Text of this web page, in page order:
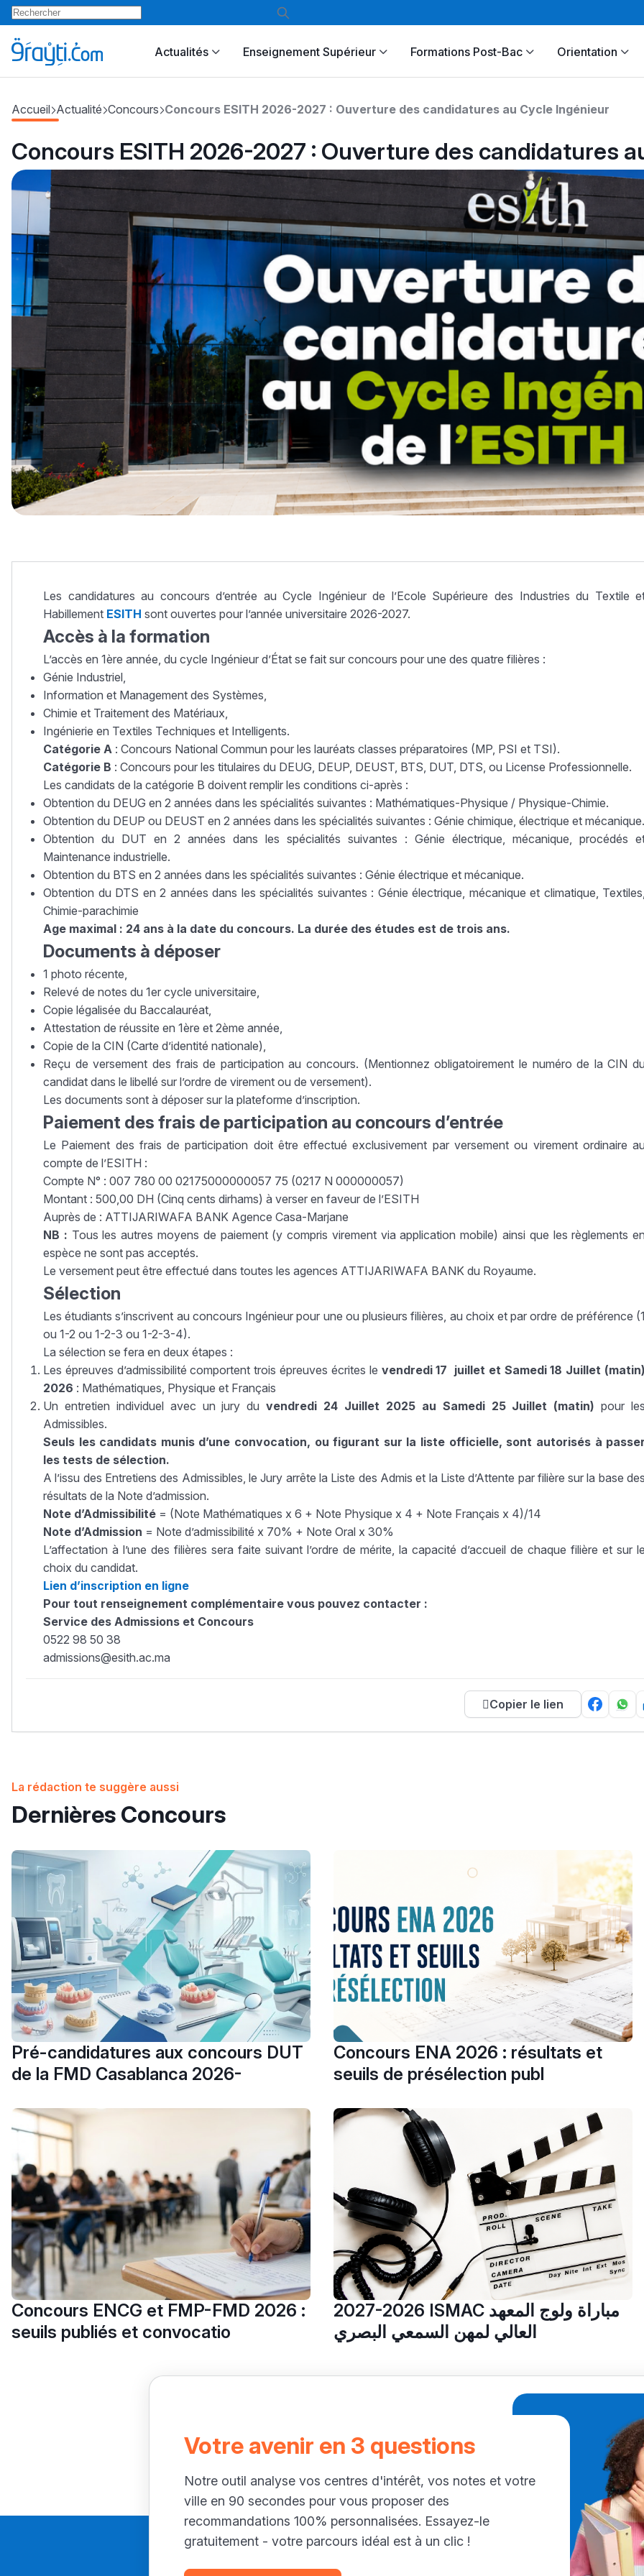
Actualités Enseignement Supérieur Formations Post-Bac Orientation
Accueil Actualité Concours Concours ESITH 2026-2027 : Ouverture des candidatures au Cycle Ingénieur
Concours ESITH 2026-2027 : Ouverture des candidatures
Les candidatures au concours d’entrée au Cycle Ingénieur de l’Ecole Supérieure des Industries du Textile
Habillement ESITH sont ouvertes pour l’année universitaire 2026-2027.
Accès à la formation
L’accès en 1ère année, du cycle Ingénieur d’État se fait sur concours pour une des quatre filières :
Génie Industriel,
Information et Management des Systèmes,
Chimie et Traitement des Matériaux,
Ingénierie en Textiles Techniques et Intelligents.
Catégorie A : Concours National Commun pour les lauréats classes préparatoires (MP, PSI et TSI).
Catégorie B : Concours pour les titulaires du DEUG, DEUP, DEUST, BTS, DUT, DTS, ou License Professionnelle.
Les candidats de la catégorie B doivent remplir les conditions ci-après :
Obtention du DEUG en 2 années dans les spécialités suivantes : Mathématiques-Physique / Physique-Chimie.
Obtention du DEUP ou DEUST en 2 années dans les spécialités suivantes : Génie chimique, électrique et mécanique.
Obtention du DUT en 2 années dans les spécialités suivantes : Génie électrique, mécanique, procédés
Maintenance industrielle.
Obtention du BTS en 2 années dans les spécialités suivantes : Génie électrique et mécanique.
Obtention du DTS en 2 années dans les spécialités suivantes : Génie électrique, mécanique et climatique, Textiles,
Chimie-parachimie
Age maximal : 24 ans à la date du concours. La durée des études est de trois ans.
Documents à déposer
1 photo récente,
Relevé de notes du 1er cycle universitaire,
Copie légalisée du Baccalauréat,
Attestation de réussite en 1ère et 2ème année,
Copie de la CIN (Carte d’identité nationale),
Reçu de versement des frais de participation au concours. (Mentionnez obligatoirement le numéro de la CIN du
candidat dans le libellé sur l’ordre de virement ou de versement).
Les documents sont à déposer sur la plateforme d’inscription.
Paiement des frais de participation au concours d’entrée
Le Paiement des frais de participation doit être effectué exclusivement par versement ou virement ordinaire au
compte de l’ESITH :
Compte N° : 007 780 00 02175000000057 75 (0217 N 000000057)
Montant : 500,00 DH (Cinq cents dirhams) à verser en faveur de l’ESITH
Auprès de : ATTIJARIWAFA BANK Agence Casa-Marjane
NB : Tous les autres moyens de paiement (y compris virement via application mobile) ainsi que les règlements en
espèce ne sont pas acceptés.
Le versement peut être effectué dans toutes les agences ATTIJARIWAFA BANK du Royaume.
Sélection
Les étudiants s’inscrivent au concours Ingénieur pour une ou plusieurs filières, au choix et par ordre de préférence (1
ou 1-2 ou 1-2-3 ou 1-2-3-4).
La sélection se fera en deux étapes :
Les épreuves d’admissibilité comportent trois épreuves écrites le vendredi 17 juillet et Samedi 18 Juillet (matin)
2026 : Mathématiques, Physique et Français
Un entretien individuel avec un jury du vendredi 24 Juillet 2025 au Samedi 25 Juillet (matin) pour les
Admissibles.
Seuls les candidats munis d’une convocation, ou figurant sur la liste officielle, sont autorisés à passer
les tests de sélection.
A l’issu des Entretiens des Admissibles, le Jury arrête la Liste des Admis et la Liste d’Attente par filière sur la base des
résultats de la Note d’admission.
Note d’Admissibilité = (Note Mathématiques x 6 + Note Physique x 4 + Note Français x 4)/14
Note d’Admission = Note d’admissibilité x 70% + Note Oral x 30%
L’affectation à l’une des filières sera faite suivant l’ordre de mérite, la capacité d’accueil de chaque filière et sur le
choix du candidat.
Lien d’inscription en ligne
Pour tout renseignement complémentaire vous pouvez contacter :
Service des Admissions et Concours
0522 98 50 38
admissions@esith.ac.ma
Copier le lien
La rédaction te suggère aussi
Dernières Concours
Pré-candidatures aux concours DUT
de la FMD Casablanca 2026-
Concours ENA 2026 : résultats et
seuils de présélection publ
Concours ENCG et FMP-FMD 2026 :
seuils publiés et convocatio
2027-2026 ISMAC مباراة ولوج المعهد
العالي لمهن السمعي البصري
Votre avenir en 3 questions
Notre outil analyse vos centres d'intérêt, vos notes et votre
ville en 90 secondes pour vous proposer des
recommandations 100% personnalisées. Essayez-le
gratuitement - votre parcours idéal est à un clic !